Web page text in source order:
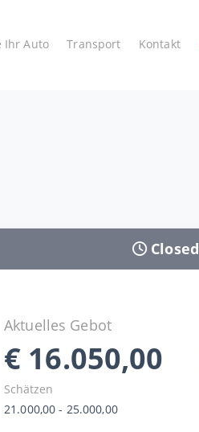
Ihr Auto Transport Kontakt
Closed
Aktuelles Gebot
€ 16.050,00
Schätzen
21.000,00 - 25.000,00